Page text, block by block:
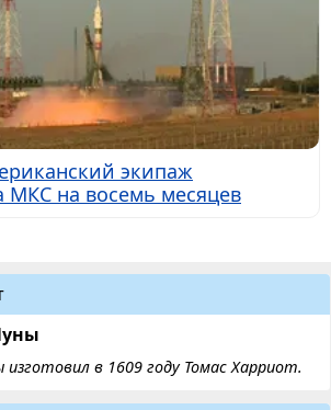
экипаж
МКС на восемь месяцев
в 1609 году Томас Харриот.